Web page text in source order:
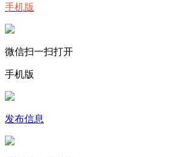
手机版
微信扫一扫打开
手机版
发布信息